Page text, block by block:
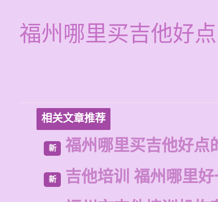
福州哪里买吉他好
相关文章推荐
新 福州哪里买吉他好点
新
吉他培训 福州哪里